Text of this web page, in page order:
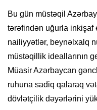
Bu gün müstəqil
tərəfindən uğurla inkişaf
nailiyyətlər, beynəlxalq
müstəqillik ideallarının
Müasir Azərbaycan
ruhuna sadiq qalaraq
dövlətçilik dəyərlərini